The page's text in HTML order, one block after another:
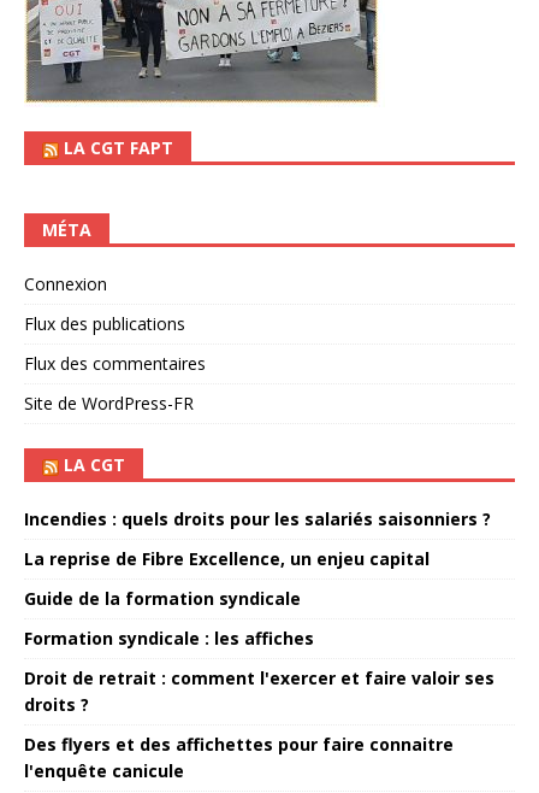
LA CGT FAPT
MÉTA
Connexion
Flux des publications
Flux des commentaires
Site de WordPress-FR
LA CGT
Incendies : quels droits pour les salariés saisonniers ?
La reprise de Fibre Excellence, un enjeu capital
Guide de la formation syndicale
Formation syndicale : les affiches
Droit de retrait : comment l'exercer et faire valoir ses
droits ?
Des flyers et des affichettes pour faire connaitre
l'enquête canicule